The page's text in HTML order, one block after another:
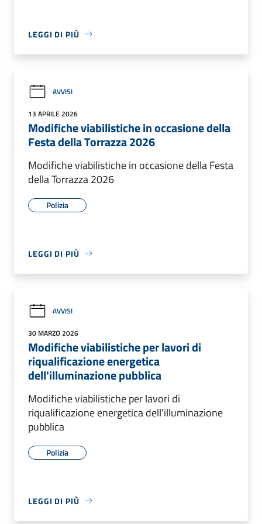
LEGGI DI PIÙ
AVVISI
13 APRILE 2026
Modifiche viabilistiche in occasione della
Festa della Torrazza 2026
Modifiche viabilistiche in occasione della Festa
della Torrazza 2026
Polizia
LEGGI DI PIÙ
AVVISI
30 MARZO 2026
Modifiche viabilistiche per lavori di
riqualificazione energetica
dell'illuminazione pubblica
Modifiche viabilistiche per lavori di
riqualificazione energetica dell'illuminazione
pubblica
Polizia
LEGGI DI PIÙ